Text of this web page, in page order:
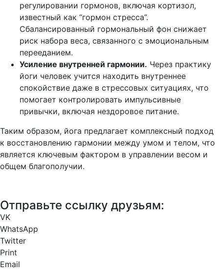
регулировании гормонов, включая кортизол,
известный как “гормон стресса”.
Сбалансированный гормональный фон снижает
риск набора веса, связанного с эмоциональным
перееданием.
Усиление внутренней гармонии. Через практику
йоги человек учится находить внутреннее
спокойствие даже в стрессовых ситуациях, что
помогает контролировать импульсивные
привычки, включая нездоровое питание.
Таким образом, йога предлагает комплексный подход
к восстановлению гармонии между умом и телом, что
является ключевым фактором в управлении весом и
общем благополучии.
Отправьте ссылку друзьям:
VK
WhatsApp
Twitter
Print
Email